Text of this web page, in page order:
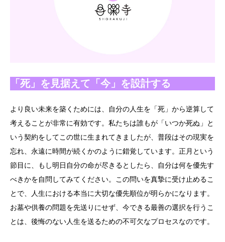
「死」を見据えて「今」を設計する
より良い未来を築くためには、自分の人生を「死」から逆算して
考えることが非常に有効です。私たちは誰もが「いつか死ぬ」と
いう契約をしてこの世に生まれてきましたが、普段はその現実を
忘れ、永遠に時間が続くかのように錯覚しています。正月という
節目に、もし明日自分の命が尽きるとしたら、自分は何を優先す
べきかを自問してみてください。この問いを真摯に受け止めるこ
とで、人生における本当に大切な優先順位が明らかになります。
お墓や供養の問題を先送りにせず、今できる最善の選択を行うこ
とは、後悔のない人生を送るための不可欠なプロセスなのです。